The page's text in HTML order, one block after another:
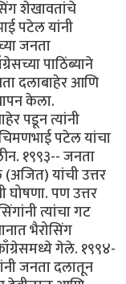
शेखावतांचे
पटेल यांनी
जनता
पाठिंब्याने
दलाबाहेर आणि
केला.
पडून त्यांनी
पटेल यांचा
१९९३-- जनता
यांची उत्तर
घोषणा. पण उत्तर
त्यांचा गट
भैरोसिंग
गेले. १९९४-
जनता दलातून